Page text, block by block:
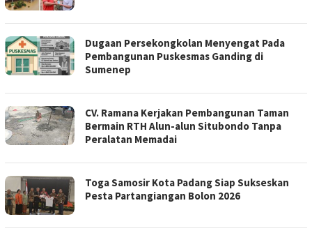
Dugaan Persekongkolan Menyengat Pada
Pembangunan Puskesmas Ganding di
Sumenep
CV. Ramana Kerjakan Pembangunan Taman
Bermain RTH Alun-alun Situbondo Tanpa
Peralatan Memadai
Toga Samosir Kota Padang Siap Sukseskan
Pesta Partangiangan Bolon 2026